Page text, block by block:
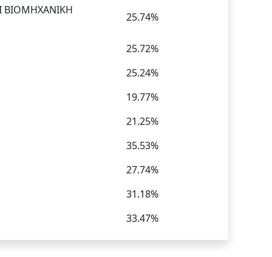
ΒΙΟΜΗΧΑΝΙΚΗ
25.74%
25.72%
25.24%
19.77%
21.25%
35.53%
27.74%
31.18%
33.47%